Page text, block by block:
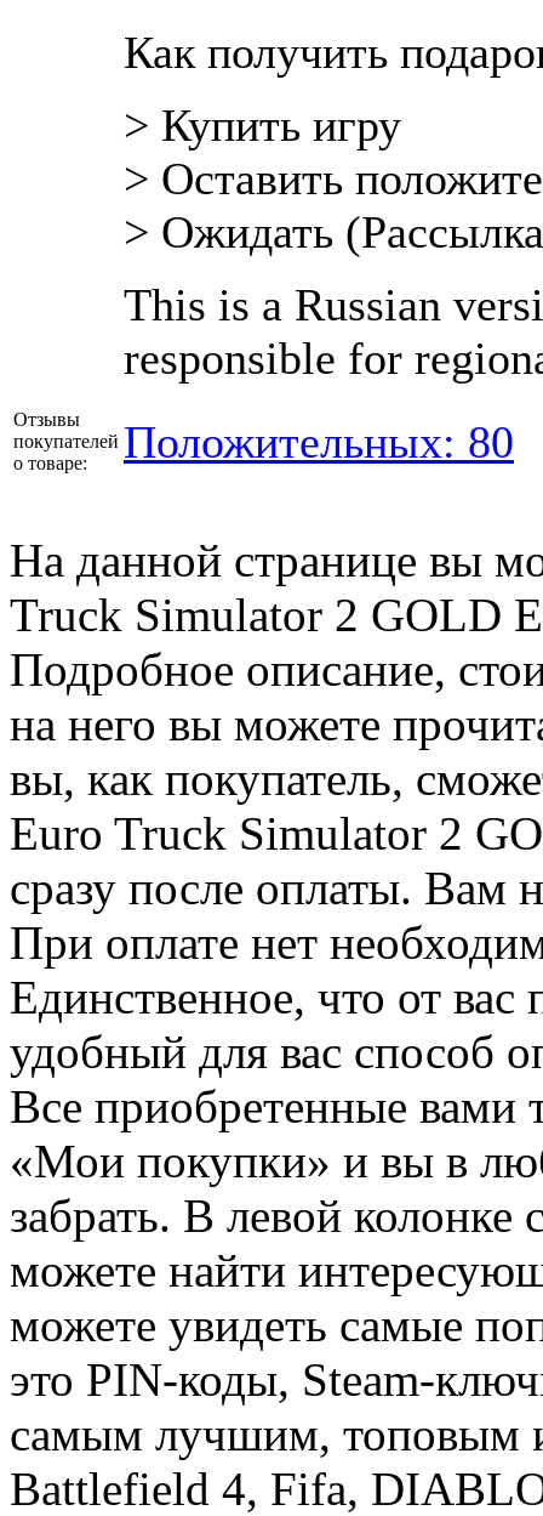
Как получить
> Купить игру
> Оставить
> Ожидать
This is a Russian
responsible for
Отзывы
покупателей
о товаре:
Положительных: 80
На данной странице вы
Truck Simulator 2
Подробное описание,
на него вы можете
вы, как покупатель,
Euro Truck Simulator 2
сразу после оплаты. Вам
При оплате нет
Единственное, что от вас
удобный для вас способ
Все приобретенные вами
«Мои покупки» и вы в
забрать. В левой
можете найти
можете увидеть самые
это PIN-коды, Steam-
самым лучшим, топовым
Battlefield 4, Fifa,